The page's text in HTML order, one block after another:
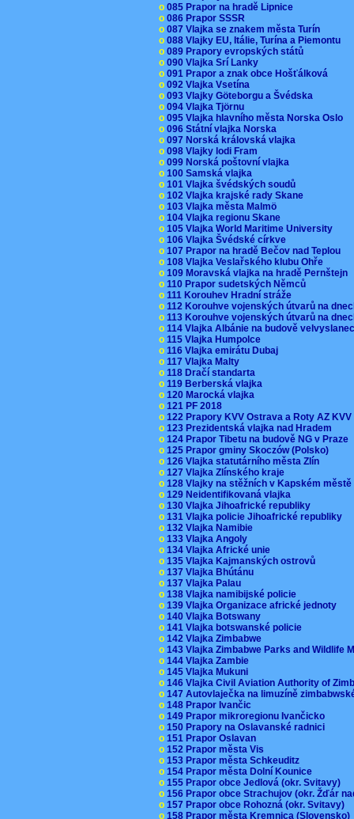
o 085 Prapor na hradě Lipnice
o 086 Prapor SSSR
o 087 Vlajka se znakem města Turín
o 088 Vlajky EU, Itálie, Turína a Piemontu
o 089 Prapory evropských států
o 090 Vlajka Srí Lanky
o 091 Prapor a znak obce Hošťálková
o 092 Vlajka Vsetína
o 093 Vlajky Göteborgu a Švédska
o 094 Vlajka Tjörnu
o 095 Vlajka hlavního města Norska Oslo
o 096 Státní vlajka Norska
o 097 Norská královská vlajka
o 098 Vlajky lodi Fram
o 099 Norská poštovní vlajka
o 100 Samská vlajka
o 101 Vlajka švédských soudů
o 102 Vlajka krajské rady Skane
o 103 Vlajka města Malmö
o 104 Vlajka regionu Skane
o 105 Vlajka World Maritime University
o 106 Vlajka Švédské církve
o 107 Prapor na hradě Bečov nad Teplou
o 108 Vlajka Veslařského klubu Ohře
o 109 Moravská vlajka na hradě Pernštejn
o 110 Prapor sudetských Němců
o 111 Korouhev Hradní stráže
o 112 Korouhve vojenských útvarů na
o 113 Korouhve vojenských útvarů na
o 114 Vlajka Albánie na budově
o 115 Vlajka Humpolce
o 116 Vlajka emirátu Dubaj
o 117 Vlajka Malty
o 118 Dračí standarta
o 119 Berberská vlajka
o 120 Marocká vlajka
o 121 PF 2018
o 122 Prapory KVV Ostrava a Roty AZ
o 123 Prezidentská vlajka nad Hradem
o 124 Prapor Tibetu na budově NG v Praze
o 125 Prapor gminy Skoczów (Polsko)
o 126 Vlajka statutárního města Zlín
o 127 Vlajka Zlínského kraje
o 128 Vlajky na stěžních v Kapském
o 129 Neidentifikovaná vlajka
o 130 Vlajka Jihoafrické republiky
o 131 Vlajka policie Jihoafrické republiky
o 132 Vlajka Namibie
o 133 Vlajka Angoly
o 134 Vlajka Africké unie
o 135 Vlajka Kajmanských ostrovů
o 137 Vlajka Bhútánu
o 137 Vlajka Palau
o 138 Vlajka namibijské policie
o 139 Vlajka Organizace africké jednoty
o 140 Vlajka Botswany
o 141 Vlajka botswanské policie
o 142 Vlajka Zimbabwe
o 143 Vlajka Zimbabwe Parks and Wildlife
o 144 Vlajka Zambie
o 145 Vlajka Mukuni
o 146 Vlajka Civil Aviation Authority of
o 147 Autovlaječka na limuzíně
o 148 Prapor Ivančic
o 149 Prapor mikroregionu Ivančicko
o 150 Prapory na Oslavanské radnici
o 151 Prapor Oslavan
o 152 Prapor města Vis
o 153 Prapor města Schkeuditz
o 154 Prapor města Dolní Kounice
o 155 Prapor obce Jedlová (okr. Svitavy)
o 156 Prapor obce Strachujov (okr. Žďár
o 157 Prapor obce Rohozná (okr. Svitavy)
o 158 Prapor města Kremnica (Slovensko)